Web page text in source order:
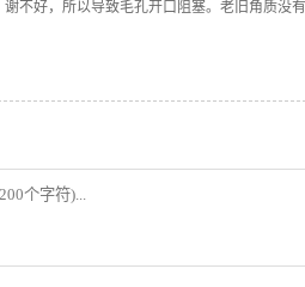
谢不好，所以导致毛孔开口阻塞。老旧角质没